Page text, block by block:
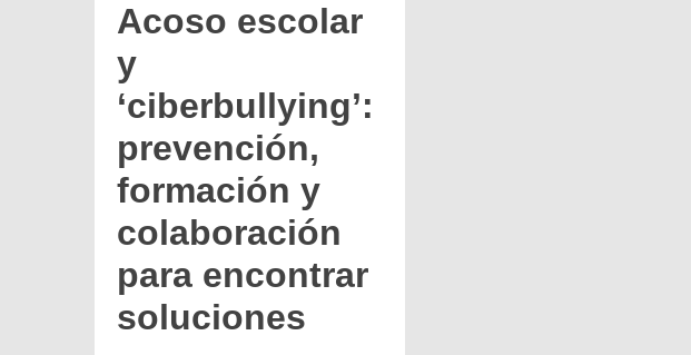
Acoso escolar
y
‘ciberbullying’:
prevención,
formación y
colaboración
para encontrar
soluciones